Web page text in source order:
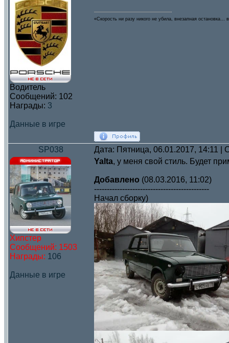
Водитель
Сообщений: 102
Награды: 3
Данные в игре
«Скорость ни разу никого не убила, внезапная остановка…
SP038 Дата: Пятница, 06.01.2017, 14:11
Хипстер
Сообщений: 1503
Награды: 106
Данные в игре
Yalta, у меня свой стиль. Будет
Добавлено (08.03.2016, 11:02)
---------------------------------------------
Начал сборку)